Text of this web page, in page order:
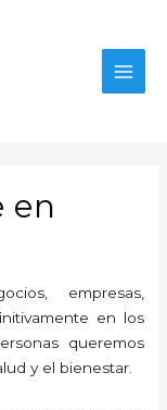
en
empresas,
en los
queremos
y el bienestar.